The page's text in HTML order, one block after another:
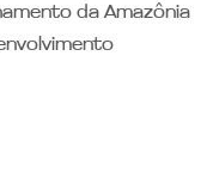
da Amazônia